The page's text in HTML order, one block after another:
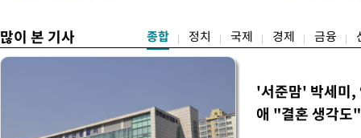
많이 본 기사 종합 정치 국제 경제 금융
'서준맘' 박세미,
애 "결혼 생각도"